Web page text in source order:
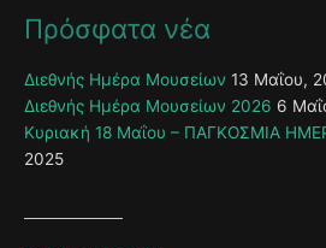
Πρόσφατα νέα
Διεθνής Ημέρα Μουσείων 13 Μαΐου,
Διεθνής Ημέρα Μουσείων 2026 6
Κυριακή 18 Μαΐου – ΠΑΓΚΟΣΜΙΑ
2025